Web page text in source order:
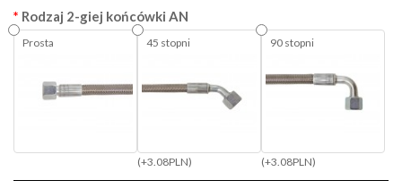
Rodzaj 2-giej końcówki AN
Prosta 45 stopni
(+3.08PLN)
90 stopni
(+3.08PLN)